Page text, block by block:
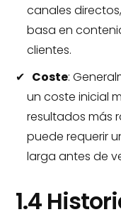
canales
basa en
clientes.
Coste:
un coste inicial
resultados más
puede requerir
larga antes de
1.4